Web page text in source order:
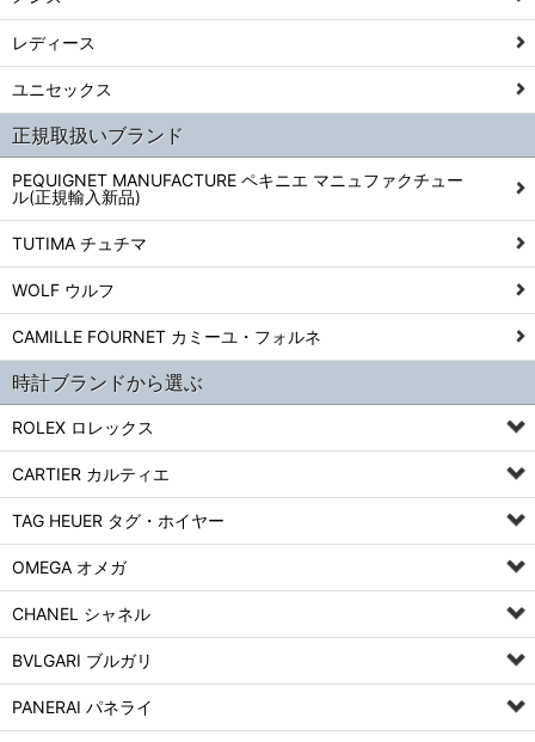
レディース
ユニセックス
正規取扱いブランド
PEQUIGNET MANUFACTURE ペキニエ マニュファクチュー
ル(正規輸入新品)
TUTIMA チュチマ
WOLF ウルフ
CAMILLE FOURNET カミーユ・フォルネ
時計ブランドから選ぶ
ROLEX ロレックス
CARTIER カルティエ
TAG HEUER タグ・ホイヤー
OMEGA オメガ
CHANEL シャネル
BVLGARI ブルガリ
PANERAI パネライ